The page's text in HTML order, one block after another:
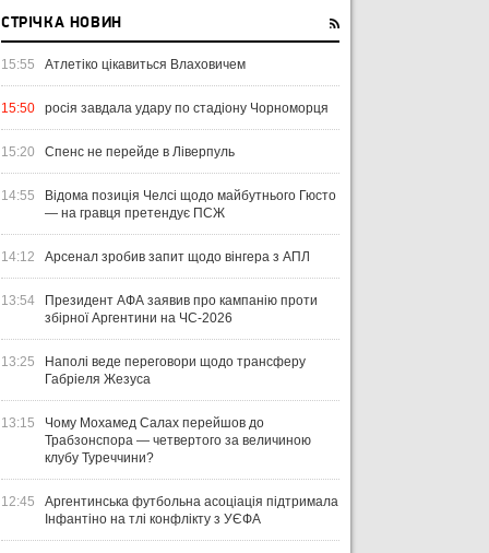
СТРІЧКА НОВИН
15:55 Атлетіко цікавиться Влаховичем
15:50 росія завдала удару по стадіону Чорноморця
15:20 Спенс не перейде в Ліверпуль
14:55
Відома позиція Челсі щодо майбутнього Гюсто
— на гравця претендує ПСЖ
14:12 Арсенал зробив запит щодо вінгера з АПЛ
13:54
Президент АФА заявив про кампанію проти
збірної Аргентини на ЧС-2026
13:25
Наполі веде переговори щодо трансферу
Габріеля Жезуса
13:15
Чому Мохамед Салах перейшов до
Трабзонспора — четвертого за величиною
клубу Туреччини?
12:45
Аргентинська футбольна асоціація підтримала
Інфантіно на тлі конфлікту з УЄФА